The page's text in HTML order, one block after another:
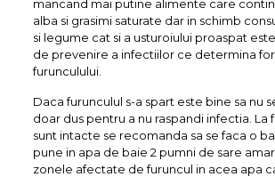
mancand mai putine alimente care contin
alba si grasimi saturate dar in schimb
si legume cat si a usturoiului proaspat
de prevenire a infectiilor ce determina
furunculului.
Daca furunculul s-a spart este bine sa nu
doar dus pentru a nu raspandi infectia. La
sunt intacte se recomanda sa se faca o
pune in apa de baie 2 pumni de sare
zonele afectate de furuncul in acea apa